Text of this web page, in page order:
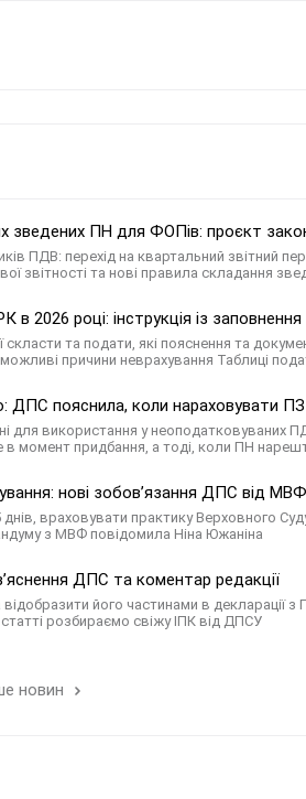
зведених ПН для ФОПів: проєкт
ПДВ: перехід на квартальний звітний
звітності та нові правила складання
2026 році: інструкція із
та подати, які пояснення та
причини неврахування Таблиці
ДПС пояснила, коли нараховувати
для використання у неоподатковуваних
момент придбання, а тоді, коли ПН
нові зобов’язання ДПС від МВФ
враховувати практику Верховного
з МВФ повідомила Ніна Южаніна
ДПС та коментар редакції
його частинами в декларації з
розбираємо свіжу ІПК від ДПСУ
новин